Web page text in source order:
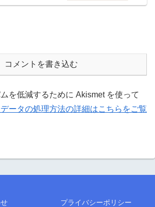
コメントを書き込む
を低減するために Akismet を使って
ータの処理方法の詳細はこちらをご覧
プライバシーポリシー